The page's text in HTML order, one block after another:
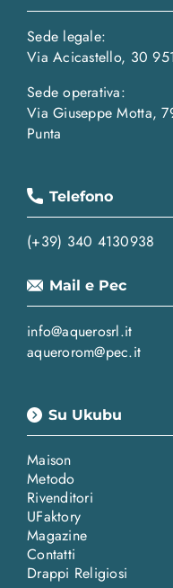
Sede legale:
Via Acicastello, 30
Sede operativa:
Via Giuseppe Motta,
Punta
Telefono
(+39) 340 4130938
Mail e Pec
info@aquerosrl.it
aquerorom@pec.it
Su Ukubu
Maison
Metodo
Rivenditori
UFaktory
Magazine
Contatti
Drappi Religiosi